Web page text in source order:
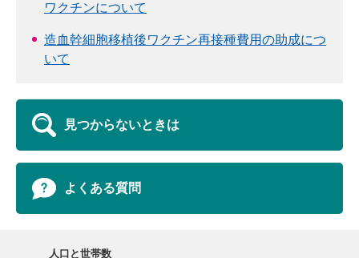
ワクチンについて
造血幹細胞移植後ワクチン再接種費用の助成につ
いて
見つからないときは
よくある質問
人口と世帯数